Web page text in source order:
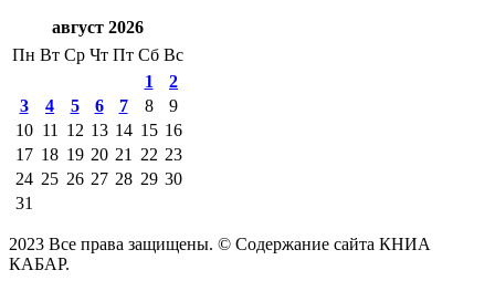
август 2026
Пн Вт Ср Чт Пт Сб Вс
1
2
3
4 5 6 7 8
9
10 11 12 13 14 15 16
17 18 19 20 21 22 23
24 25 26 27 28 29 30
31
2023 Все права защищены. © Содержание сайта КНИА
КАБАР.